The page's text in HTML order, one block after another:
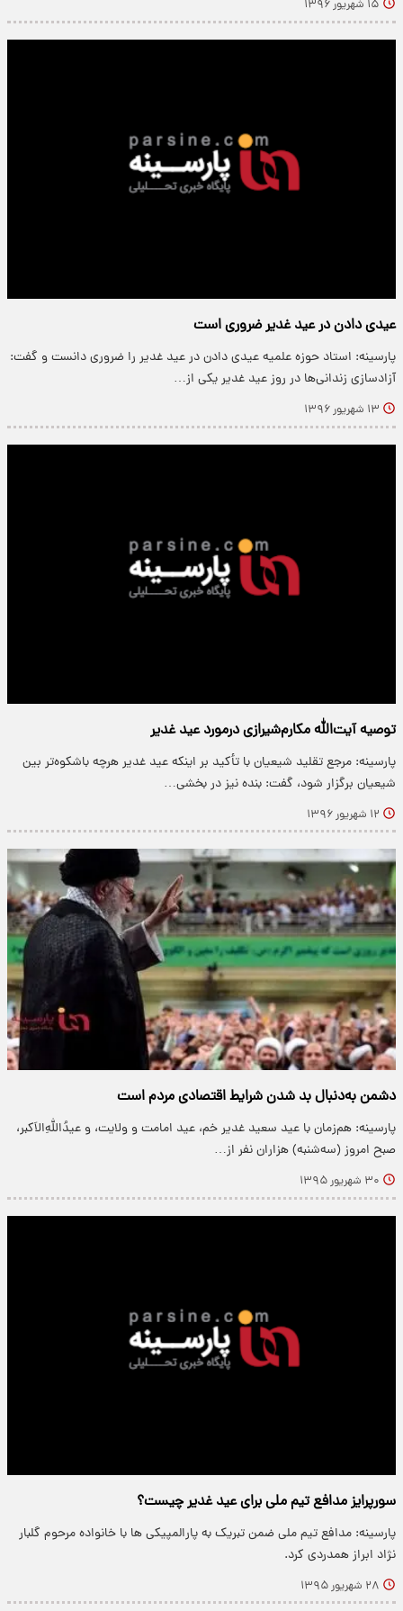
۱۵ شهریور ۱۳۹۶
عیدی دادن در عید غدیر ضروری است
پارسینه: استاد حوزه علمیه عیدی دادن در عید غدیر را ضروری دانست و گفت:
آزادسازی زندانی‌ها در روز عید غدیر یکی از…
۱۳ شهریور ۱۳۹۶
توصیه آیت‌الله مکارم‌شیرازی درمورد عید غدیر
پارسینه: مرجع تقلید شیعیان با تأکید بر اینکه عید غدیر هرچه باشکوه‌تر بین
شیعیان برگزار شود، گفت: بنده نیز در بخشی…
۱۲ شهریور ۱۳۹۶
دشمن به‌دنبال بد شدن شرایط اقتصادی مردم است
پارسینه: هم‌زمان با عید سعید غدیر خم، عید امامت و ولایت، و عیدُاللهِ‌الاَکبر،
صبح امروز (سه‌شنبه) هزاران نفر از…
۳۰ شهریور ۱۳۹۵
سورپرایز مدافع تیم ملی برای عید غدیر چیست؟
پارسینه: مدافع تیم ملی ضمن تبریک به پارالمپیکی ها با خانواده مرحوم گلبار
نژاد ابراز همدردی کرد.
۲۸ شهریور ۱۳۹۵